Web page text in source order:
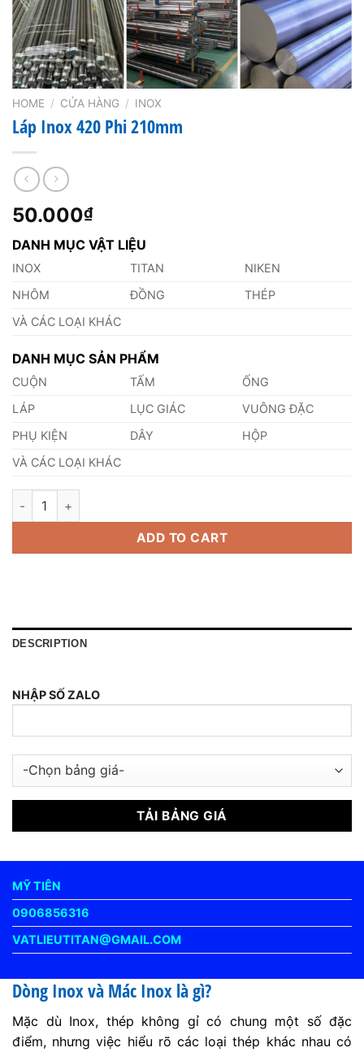
HOME / CỬA HÀNG / INOX
Láp Inox 420 Phi 210mm
50.000₫
DANH MỤC VẬT LIỆU
INOX TITAN
NIKEN
NHÔM
ĐỒNG
THÉP
VÀ CÁC LOẠI KHÁC
DANH MỤC SẢN PHẨM
CUỘN TẤM
ỐNG
LÁP
LỤC GIÁC
VUÔNG ĐẶC
PHỤ KIỆN
DÂY
HỘP
VÀ CÁC LOẠI KHÁC
Láp Inox 420 Phi 210mm quantity
ADD TO CART
DESCRIPTION
NHẬP SỐ ZALO
MỸ TIÊN
0906856316
VATLIEUTITAN@GMAIL.COM
Dòng Inox và Mác Inox là gì?
Mặc dù Inox, thép không gỉ có chung một số đặc
điểm, nhưng việc hiểu rõ các loại thép khác nhau có